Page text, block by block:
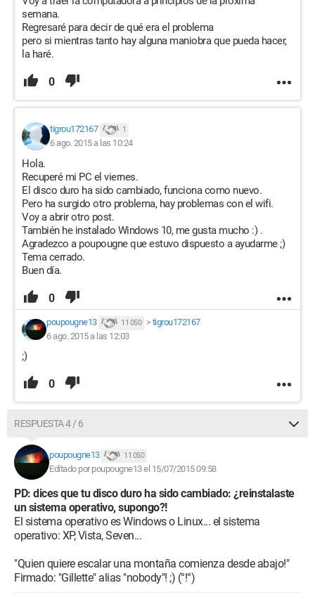
semana.
Regresaré para decir de qué era el problema
pero si mientras tanto hay alguna maniobra que pueda hacer,
la haré.
0
tigrou172167 1
6 ago. 2015 a las 10:24
Hola.
Recuperé mi PC el viernes.
El disco duro ha sido cambiado, funciona como nuevo.
Pero ha surgido otro problema, hay problemas con el wifi.
Voy a abrir otro post.
También he instalado Windows 10, me gusta mucho :) .
Agradezco a poupougne que estuvo dispuesto a ayudarme ;)
Tema cerrado.
Buen día.
0
poupougne13 11 050 > tigrou172167
6 ago. 2015 a las 12:03
;)
0
RESPUESTA 4 / 6
poupougne13 11 050
Editado por poupougne13 el 15/07/2015 09:58
PD: dices que tu disco duro ha sido cambiado: ¿reinstalaste
un sistema operativo, supongo?!
El sistema operativo es Windows o Linux... el sistema
operativo: XP, Vista, Seven...
"Quien quiere escalar una montaña comienza desde abajo!"
Firmado: "Gillette" alias "nobody"! ;) (°!°)